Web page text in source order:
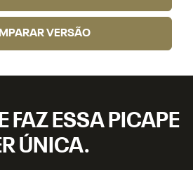
VERSÃO
FAZ ESSA PICAPE
ÚNICA.